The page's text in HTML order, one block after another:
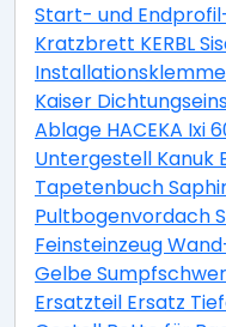
Start- und
Kratzbrett KERBL
Kaiser
Ablage HACEKA Ixi
Untergestell Kanuk
Tapetenbuch
Pultbogenvordach
Feinsteinzeug
Gelbe
Ersatzteil Ersatz